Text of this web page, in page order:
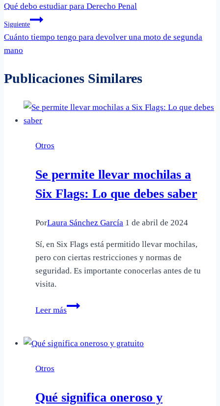
de
entradas
Qué debo estudiar para Derecho Penal
Siguiente
Cuánto tiempo tengo para devolver una moto de segunda
mano
Publicaciones Similares
Otros
Se permite llevar mochilas a
Six Flags: Lo que debes saber
PorLaura Sánchez García 1 de abril de 2024
Sí, en Six Flags está permitido llevar mochilas,
pero con ciertas restricciones y normas de
seguridad. Es importante conocerlas antes de tu
visita.
Leer más
Se
mochilas
Lo
Otros
Qué significa oneroso y